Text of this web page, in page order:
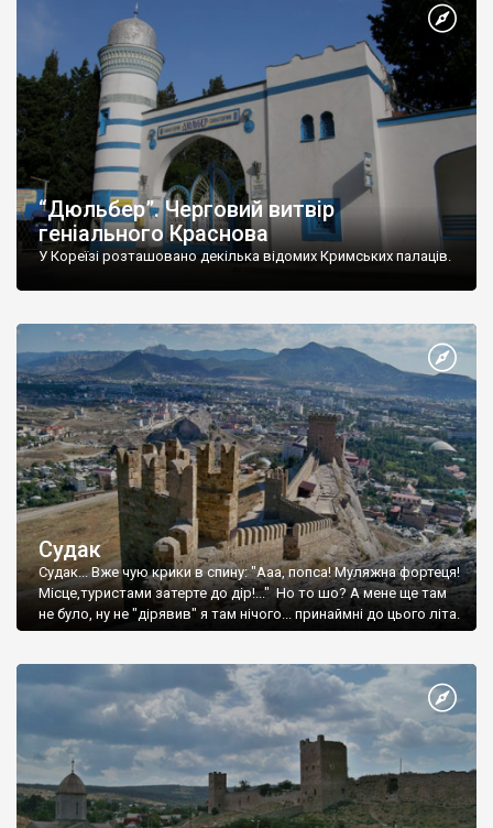
“Дюльбер”. Черговий витвір
геніального Краснова
У Кореїзі розташовано декілька відомих Кримських палаців.
Судак
Судак... Вже чую крики в спину: "Ааа, попса! Муляжна фортеця!
Місце,туристами затерте до дір!..." Но то шо? А мене ще там
не було, ну не "дірявив" я там нічого... принаймні до цього літа.